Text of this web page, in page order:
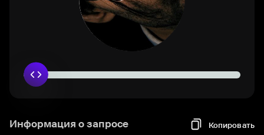
Информация о запросе Копировать